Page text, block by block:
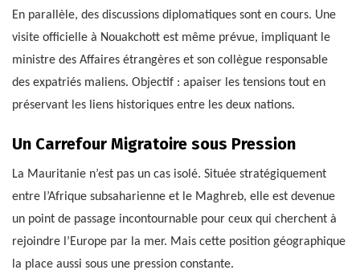
En parallèle, des discussions diplomatiques sont en cours. Une
visite officielle à Nouakchott est même prévue, impliquant le
ministre des Affaires étrangères et son collègue responsable
des expatriés maliens. Objectif : apaiser les tensions tout en
préservant les liens historiques entre les deux nations.
Un Carrefour Migratoire sous Pression
La Mauritanie n’est pas un cas isolé. Située stratégiquement
entre l’Afrique subsaharienne et le Maghreb, elle est devenue
un point de passage incontournable pour ceux qui cherchent à
rejoindre l’Europe par la mer. Mais cette position géographique
la place aussi sous une pression constante.